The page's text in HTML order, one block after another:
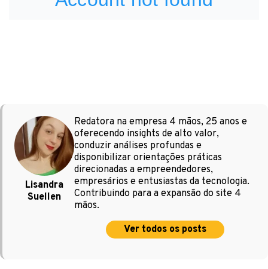
Lisandra
Suellen
Redatora na empresa 4 mãos, 25 anos e
oferecendo insights de alto valor,
conduzir análises profundas e
disponibilizar orientações práticas
direcionadas a empreendedores,
empresários e entusiastas da tecnologia.
Contribuindo para a expansão do site 4
mãos.
Ver todos os posts